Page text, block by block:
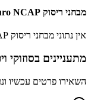
מבחני ריסוק Euro NCAP
אין נתוני מבחני ריסוק Euro NCAP לדגם זה
מתעניינים בסוזוקי
השאירו פרטים עכשיו